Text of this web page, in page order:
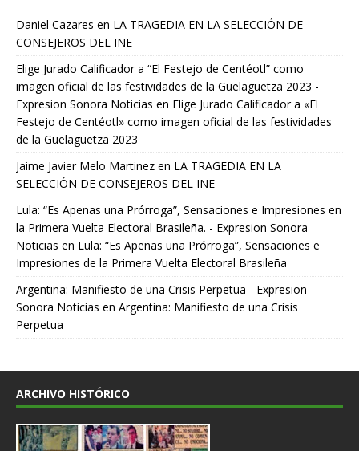
Daniel Cazares en LA TRAGEDIA EN LA SELECCIÓN DE
CONSEJEROS DEL INE
Elige Jurado Calificador a “El Festejo de Centéotl” como
imagen oficial de las festividades de la Guelaguetza 2023 -
Expresion Sonora Noticias en Elige Jurado Calificador a «El
Festejo de Centéotl» como imagen oficial de las festividades
de la Guelaguetza 2023
Jaime Javier Melo Martinez en LA TRAGEDIA EN LA
SELECCIÓN DE CONSEJEROS DEL INE
Lula: “Es Apenas una Prórroga”, Sensaciones e Impresiones en
la Primera Vuelta Electoral Brasileña. - Expresion Sonora
Noticias en Lula: “Es Apenas una Prórroga”, Sensaciones e
Impresiones de la Primera Vuelta Electoral Brasileña
Argentina: Manifiesto de una Crisis Perpetua - Expresion
Sonora Noticias en Argentina: Manifiesto de una Crisis
Perpetua
ARCHIVO HISTÓRICO